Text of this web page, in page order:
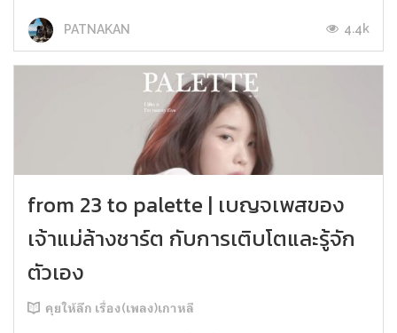
PATNAKAN 4.4k
from 23 to palette | เบญจเพสของ
เจ้าแม่ล้างชาร์ต กับการเติบโตและรู้จัก
ตัวเอง
คุยให้ลึก เรื่อง(เพลง)เกาหลี